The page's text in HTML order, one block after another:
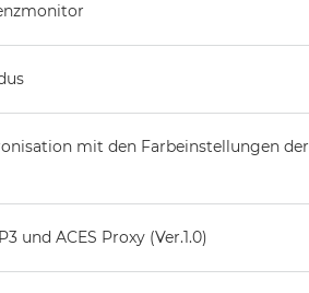
mit den Farbeinstellungen der
und ACES Proxy (Ver.1.0)